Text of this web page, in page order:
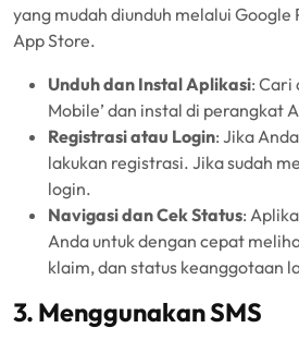
yang mudah diunduh melalui Google
App Store.
Unduh dan Instal Aplikasi: Cari
Mobile’ dan instal di perangkat
Registrasi atau Login: Jika
lakukan registrasi. Jika sudah
login.
Navigasi dan Cek Status:
Anda untuk dengan cepat
klaim, dan status keanggotaan
3. Menggunakan SMS